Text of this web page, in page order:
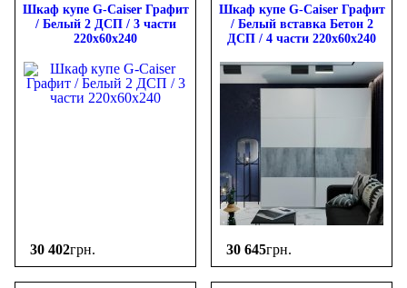
Шкаф купе G-Caiser Графит
/ Белый 2 ДСП / 3 части
220х60х240
30 402грн.
Шкаф купе G-Caiser Графит
/ Белый вставка Бетон 2
ДСП / 4 части 220х60х240
30 645грн.